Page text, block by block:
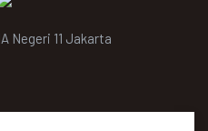
Negeri 11 Jakarta